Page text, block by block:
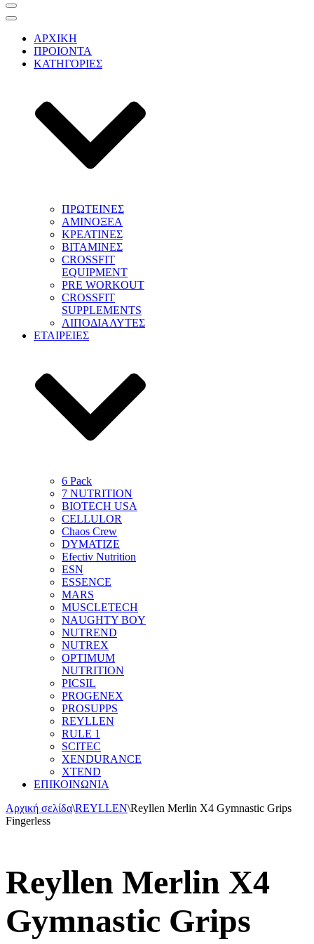
Μενού
πλοήγησης
Μενού
πλοήγησης
ΑΡΧΙΚΗ
ΠΡΟΙΟΝΤΑ
ΚΑΤΗΓΟΡΙΕΣ
ΠΡΩΤΕΙΝΕΣ
ΑΜΙΝΟΞΕΑ
ΚΡΕΑΤΙΝΕΣ
ΒΙΤΑΜΙΝΕΣ
CROSSFIT
EQUIPMENT
PRE WORKOUT
CROSSFIT
SUPPLEMENTS
ΛΙΠΟΔΙΑΛΥΤΕΣ
ΕΤΑΙΡΕΙΕΣ
6 Pack
7 NUTRITION
BIOTECH USA
CELLULOR
Chaos Crew
DYMATIZE
Efectiv Nutrition
ESN
ESSENCE
MARS
MUSCLETECH
NAUGHTY BOY
NUTREND
NUTREX
OPTIMUM
NUTRITION
PICSIL
PROGENEX
PROSUPPS
REYLLEN
RULE 1
SCITEC
XENDURANCE
XTEND
ΕΠΙΚΟΙΝΩΝΙΑ
Αρχική σελίδα\REYLLEN\Reyllen Merlin X4 Gymnastic Grips
Fingerless
Reyllen Merlin X4
Gymnastic Grips